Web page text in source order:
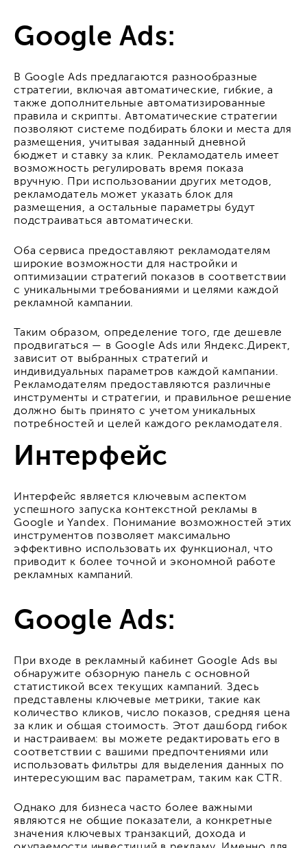
Google Ads:
В Google Ads предлагаются разнообразные
стратегии, включая автоматические, гибкие, а
также дополнительные автоматизированные
правила и скрипты. Автоматические стратегии
позволяют системе подбирать блоки и места для
размещения, учитывая заданный дневной
бюджет и ставку за клик. Рекламодатель имеет
возможность регулировать время показа
вручную. При использовании других методов,
рекламодатель может указать блок для
размещения, а остальные параметры будут
подстраиваться автоматически.
Оба сервиса предоставляют рекламодателям
широкие возможности для настройки и
оптимизации стратегий показов в соответствии
с уникальными требованиями и целями каждой
рекламной кампании.
Таким образом, определение того, где дешевле
продвигаться — в Google Ads или Яндекс.Директ,
зависит от выбранных стратегий и
индивидуальных параметров каждой кампании.
Рекламодателям предоставляются различные
инструменты и стратегии, и правильное решение
должно быть принято с учетом уникальных
потребностей и целей каждого рекламодателя.
Интерфейс
Интерфейс является ключевым аспектом
успешного запуска контекстной рекламы в
Google и Yandex. Понимание возможностей этих
инструментов позволяет максимально
эффективно использовать их функционал, что
приводит к более точной и экономной работе
рекламных кампаний.
Google Ads:
При входе в рекламный кабинет Google Ads вы
обнаружите обзорную панель с основной
статистикой всех текущих кампаний. Здесь
представлены ключевые метрики, такие как
количество кликов, число показов, средняя цена
за клик и общая стоимость. Этот дашборд гибок
и настраиваем: вы можете редактировать его в
соответствии с вашими предпочтениями или
использовать фильтры для выделения данных по
интересующим вас параметрам, таким как CTR.
Однако для бизнеса часто более важными
являются не общие показатели, а конкретные
значения ключевых транзакций, дохода и